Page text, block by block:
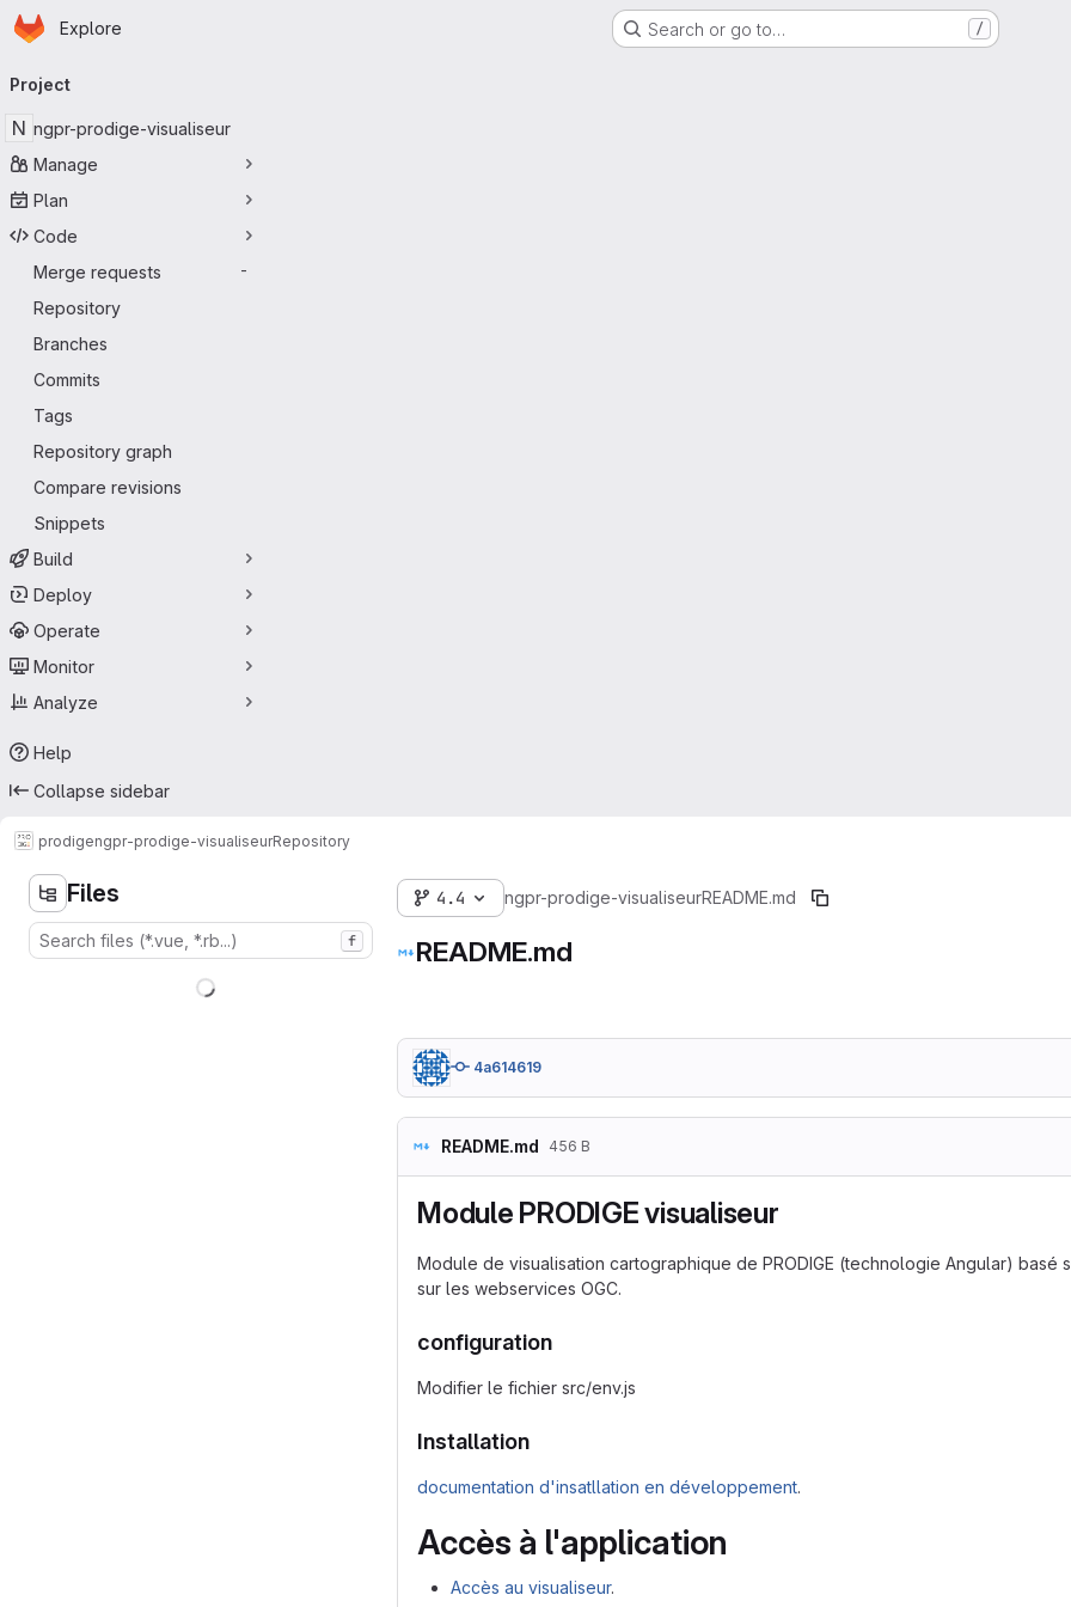
Skip to main content
Homepage
Explore Search or go to… /
navigation
Project
N ngpr-prodige-visualiseur
Manage
Plan
Code
Merge requests
-
Repository
Branches
Commits
Tags
Repository graph
Compare revisions
Snippets
Build
Deploy
Operate
Monitor
Analyze
Help
Collapse sidebar
prodigengpr-prodige-visualiseurRepository
Files
f
4.4 ngpr-prodige-visualiseurREADME.md
README.md
4a614619
README.md 456 B
Module PRODIGE visualiseur
Module de visualisation cartographique de PRODIGE (technologie Angular)
sur les webservices OGC.
configuration
Modifier le fichier src/env.js
Installation
documentation d'insatllation en développement.
Accès à l'application
Accès au visualiseur.